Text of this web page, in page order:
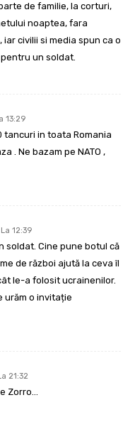
de familie, la corturi,
noaptea, fara
civilii si media spun ca o
un soldat.
13:29
tancuri in toata Romania
. Ne bazam pe NATO ,
12:39
soldat. Cine pune botul că
de război ajută la ceva îl
le-a folosit ucrainenilor.
urăm o invitație
21:32
Zorro…